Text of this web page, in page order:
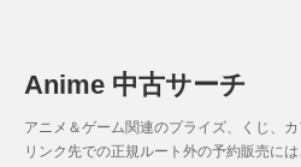
Anime 中古サーチ
アニメ＆ゲーム関連のプライズ、くじ、
リンク先での正規ルート外の予約販売に